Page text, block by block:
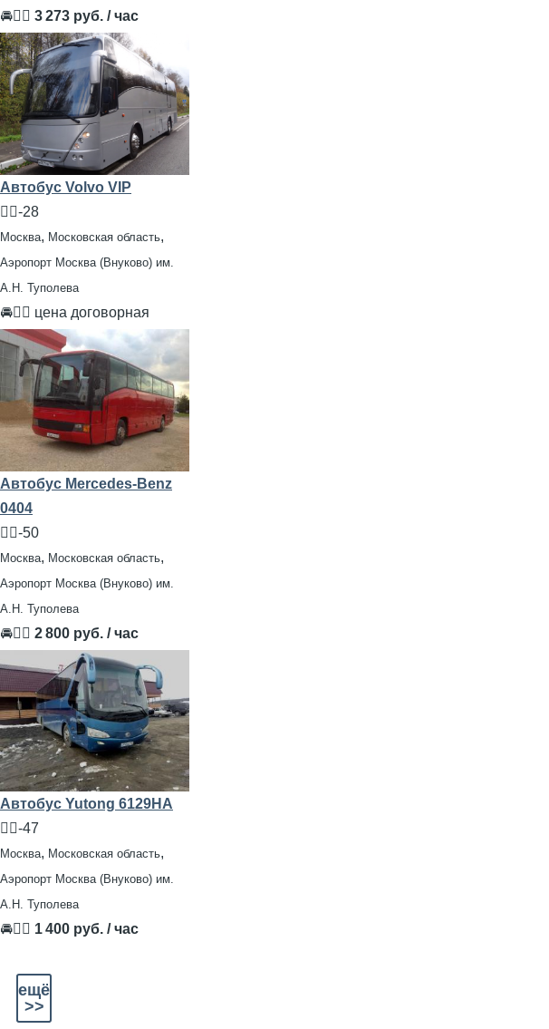
🚘👨‍✈ 3 273 руб. / час
Автобус Volvo VIP
🧍‍♂️-28
Москва, Московская область,
Аэропорт Москва (Внуково) им.
А.Н. Туполева
🚘👨‍✈ цена договорная
Автобус Mercedes-Benz
0404
🧍‍♂️-50
Москва, Московская область,
Аэропорт Москва (Внуково) им.
А.Н. Туполева
🚘👨‍✈ 2 800 руб. / час
Автобус Yutong 6129HA
🧍‍♂️-47
Москва, Московская область,
Аэропорт Москва (Внуково) им.
А.Н. Туполева
🚘👨‍✈ 1 400 руб. / час
ещё
>>